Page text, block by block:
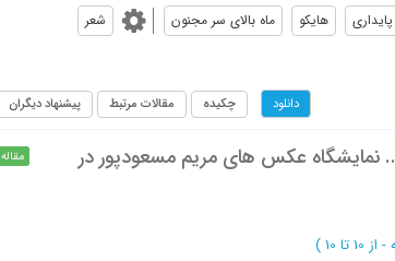
هایکو ماه بالای سر مجنون
شعر
دانلود چکیده مقالات مرتبط پیشنهاد دیگران
عکس های مریم مسعودپور در
مقاله
از 10 تا 10 )